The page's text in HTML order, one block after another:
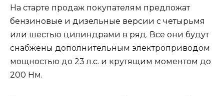
На старте продаж покупателям предложат
бензиновые и дизельные версии с четырьмя
или шестью цилиндрами в ряд. Все они будут
снабжены дополнительным электроприводом
мощностью до 23 л.с. и крутящим моментом до
200 Нм.